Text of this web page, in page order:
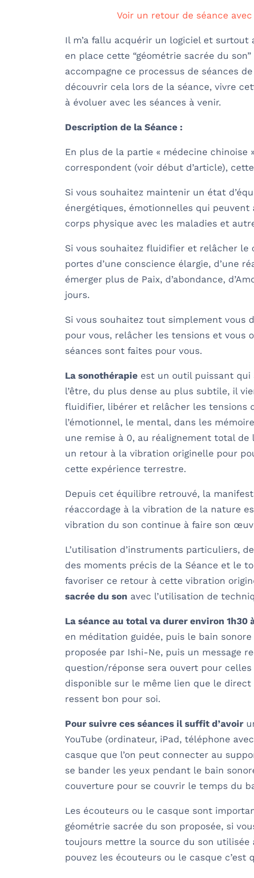
Voir un retour de séance
Il m’a fallu acquérir un logiciel et
en place cette “géométrie sacrée du
accompagne ce processus de séances
découvrir cela lors de la séance, vivre
à évoluer avec les séances à venir.
Description de la Séance :
En plus de la partie « médecine chinoise
correspondent (voir début d’article),
Si vous souhaitez maintenir un état
énergétiques, émotionnelles qui
corps physique avec les maladies et
Si vous souhaitez fluidifier et relâcher le
portes d’une conscience élargie, d’une
émerger plus de Paix, d’abondance,
jours.
Si vous souhaitez tout simplement vous
pour vous, relâcher les tensions et vous
séances sont faites pour vous.
La sonothérapie est un outil puissant qui
l’être, du plus dense au plus subtile, il
fluidifier, libérer et relâcher les tensions
l’émotionnel, le mental, dans les
une remise à 0, au réalignement total
un retour à la vibration originelle pour
cette expérience terrestre.
Depuis cet équilibre retrouvé, la
réaccordage à la vibration de la nature
vibration du son continue à faire son
L’utilisation d’instruments particuliers,
des moments précis de la Séance et le
favoriser ce retour à cette vibration
sacrée du son avec l’utilisation de
La séance au total va durer environ 1h30
en méditation guidée, puis le bain
proposée par Ishi-Ne, puis un message
question/réponse sera ouvert pour
disponible sur le même lien que le
ressent bon pour soi.
Pour suivre ces séances il suffit d’avoir
YouTube (ordinateur, iPad, téléphone
casque que l’on peut connecter au
se bander les yeux pendant le bain
couverture pour se couvrir le temps du
Les écouteurs ou le casque sont
géométrie sacrée du son proposée, si
toujours mettre la source du son
pouvez les écouteurs ou le casque c’est